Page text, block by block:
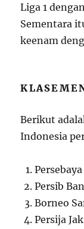
Liga 1
Sementara
keenam
Berikut
Indonesia
Persib
Borneo
Persija